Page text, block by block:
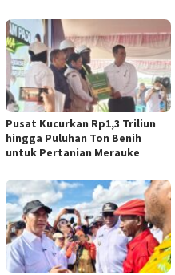
Pusat Kucurkan Rp1,3 Triliun
hingga Puluhan Ton Benih
untuk Pertanian Merauke